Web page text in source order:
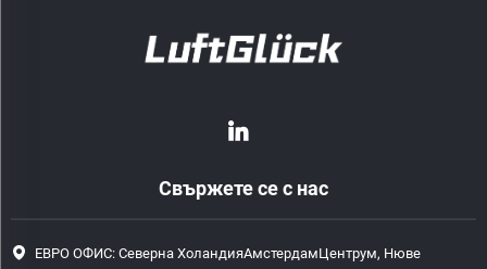
Свържете се с нас
ЕВРО ОФИС: Северна ХоландияАмстердамЦентрум, Нюве